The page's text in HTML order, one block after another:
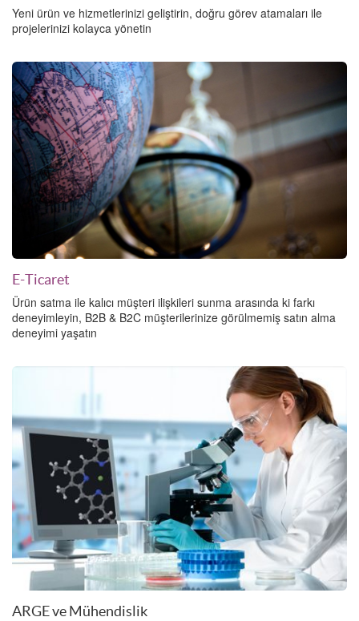
Yeni ürün ve hizmetlerinizi geliştirin, doğru görev atamaları ile
projelerinizi kolayca yönetin
E-Ticaret
Ürün satma ile kalıcı müşteri ilişkileri sunma arasında ki farkı
deneyimleyin, B2B & B2C müşterilerinize görülmemiş satın alma
deneyimi yaşatın
ARGE ve Mühendislik